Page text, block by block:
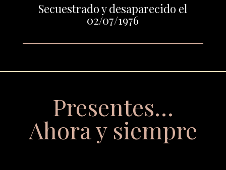
Secuestrado y desaparecido el
02/07/1976
Presentes…
Ahora y siempre